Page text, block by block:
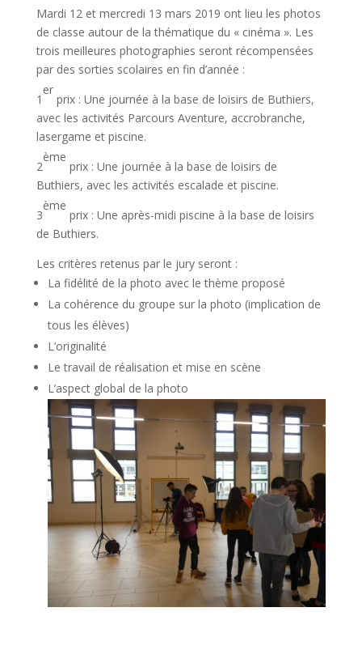
Mardi 12 et mercredi 13 mars 2019 ont lieu les photos
de classe autour de la thématique du « cinéma ». Les
trois meilleures photographies seront récompensées
par des sorties scolaires en fin d’année :
1
er
prix : Une journée à la base de loisirs de Buthiers,
avec les activités Parcours Aventure, accrobranche,
lasergame et piscine.
2
ème
prix : Une journée à la base de loisirs de
Buthiers, avec les activités escalade et piscine.
3
ème
prix : Une après-midi piscine à la base de loisirs
de Buthiers.
Les critères retenus par le jury seront :
La fidélité de la photo avec le thème proposé
La cohérence du groupe sur la photo (implication de
tous les élèves)
L’originalité
Le travail de réalisation et mise en scène
L’aspect global de la photo